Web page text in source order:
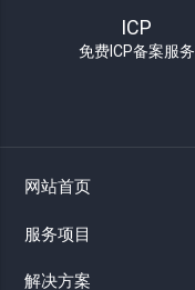
ICP
免费ICP备案服务
网站首页
服务项目
解决方案